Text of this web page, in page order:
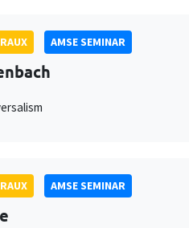
AMSE SEMINAR
AMSE SEMINAR